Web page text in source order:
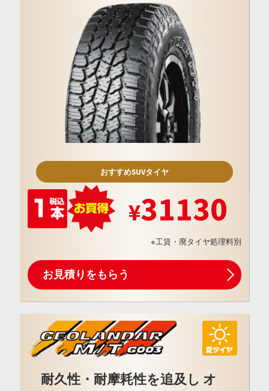
おすすめSUVタイヤ
31130
※工賃・廃タイヤ処理料別
お見積りをもらう
耐久性・耐摩耗性を追及し オ